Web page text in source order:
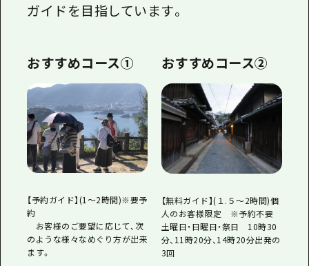
ガイドを目指しています。
おすすめコース①
【予約ガイド】(1～2時間)※要予
約
お客様のご要望に応じて、次
のような様々なめぐり方が出来
ます。
おすすめコース②
【無料ガイド】(１.５～2時間)個
人のお客様限定 ※予約不要
土曜日・日曜日・祭日 10時30
分、11時20分、14時20分出発の
3回